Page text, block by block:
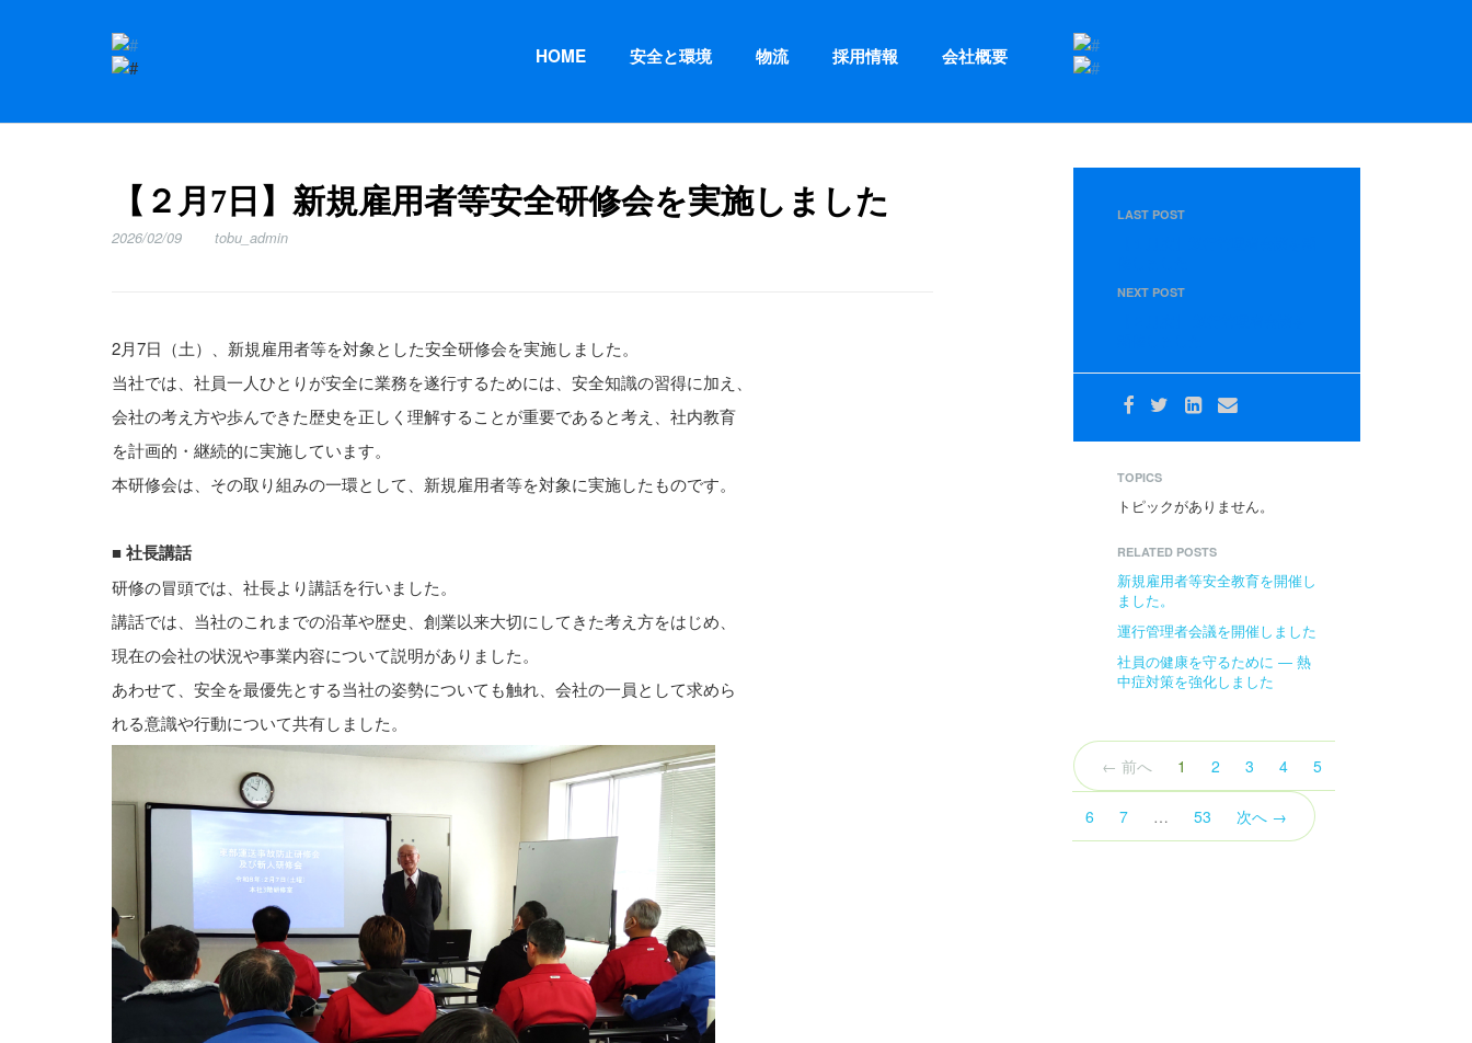
HOME 安全と環境 物流 採用情報 会社概要
【２月7日】新規雇用者等安全研修会を実施しました
2026/02/09 tobu_admin
2月7日（土）、新規雇用者等を対象とした安全研修会を実施しました。
当社では、社員一人ひとりが安全に業務を遂行するためには、安全知識の習得に加え、
会社の考え方や歩んできた歴史を正しく理解することが重要であると考え、社内教育
を計画的・継続的に実施しています。
本研修会は、その取り組みの一環として、新規雇用者等を対象に実施したものです。
■ 社長講話
研修の冒頭では、社長より講話を行いました。
講話では、当社のこれまでの沿革や歴史、創業以来大切にしてきた考え方をはじめ、
現在の会社の状況や事業内容について説明がありました。
あわせて、安全を最優先とする当社の姿勢についても触れ、会社の一員として求めら
れる意識や行動について共有しました。
LAST POST
NEXT POST
TOPICS
トピックがありません。
RELATED POSTS
新規雇用者等安全教育を開催し
ました。
運行管理者会議を開催しました
社員の健康を守るために ― 熱
中症対策を強化しました
← 前へ 1 （こ
の
ペ
2 3 4 5
6 7 … 53 次へ →